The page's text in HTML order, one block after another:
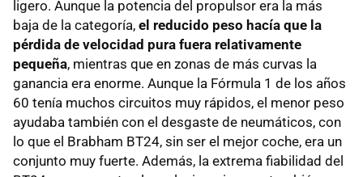
ligero. Aunque la potencia del propulsor era la más
baja de la categoría, el reducido peso hacía que la
pérdida de velocidad pura fuera relativamente
pequeña, mientras que en zonas de más curvas la
ganancia era enorme. Aunque la Fórmula 1 de los años
60 tenía muchos circuitos muy rápidos, el menor peso
ayudaba también con el desgaste de neumáticos, con
lo que el Brabham BT24, sin ser el mejor coche, era un
conjunto muy fuerte. Además, la extrema fiabilidad del